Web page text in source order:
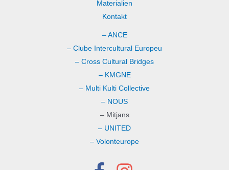
Materialien
Kontakt
– ANCE
– Clube Intercultural Europeu
– Cross Cultural Bridges
– KMGNE
– Multi Kulti Collective
– NOUS
– Mitjans
– UNITED
– Volonteurope